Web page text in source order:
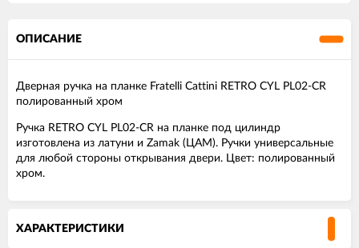
ОПИСАНИЕ
Дверная ручка на планке Fratelli Cattini RETRO CYL PL02-CR
полированный хром
Ручка RETRO CYL PL02-CR на планке под цилиндр
изготовлена из латуни и Zamak (ЦАМ). Ручки универсальные
для любой стороны открывания двери. Цвет: полированный
хром.
ХАРАКТЕРИСТИКИ